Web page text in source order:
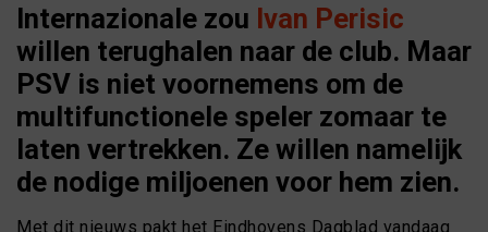
Internazionale zou Ivan Perisic
willen terughalen naar de club. Maar
PSV is niet voornemens om de
multifunctionele speler zomaar te
laten vertrekken. Ze willen namelijk
de nodige miljoenen voor hem zien.
Met dit nieuws pakt het Eindhovens Dagblad vandaag